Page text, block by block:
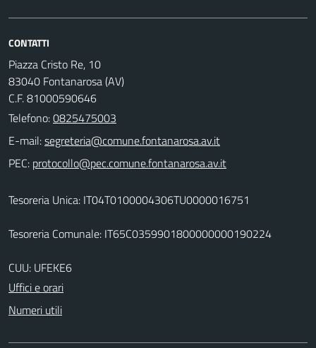
CONTATTI
Piazza Cristo Re, 10
83040 Fontanarosa (AV)
C.F. 81000590646
Telefono:0825475003
E-mail:
PEC:
Tesoreria Unica: IT04T0100004306TU0000016751
Tesoreria Comunale: IT65C0359901800000000190224
CUU: UFEKE6
Uffici e orari
Numeri utili